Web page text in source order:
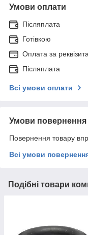
Умови оплати
Післяплата
Готівкою
Оплата за
Післяплата
Всі умови оплати
Умови повернення
Повернення товару
Всі умови
Подібні товари